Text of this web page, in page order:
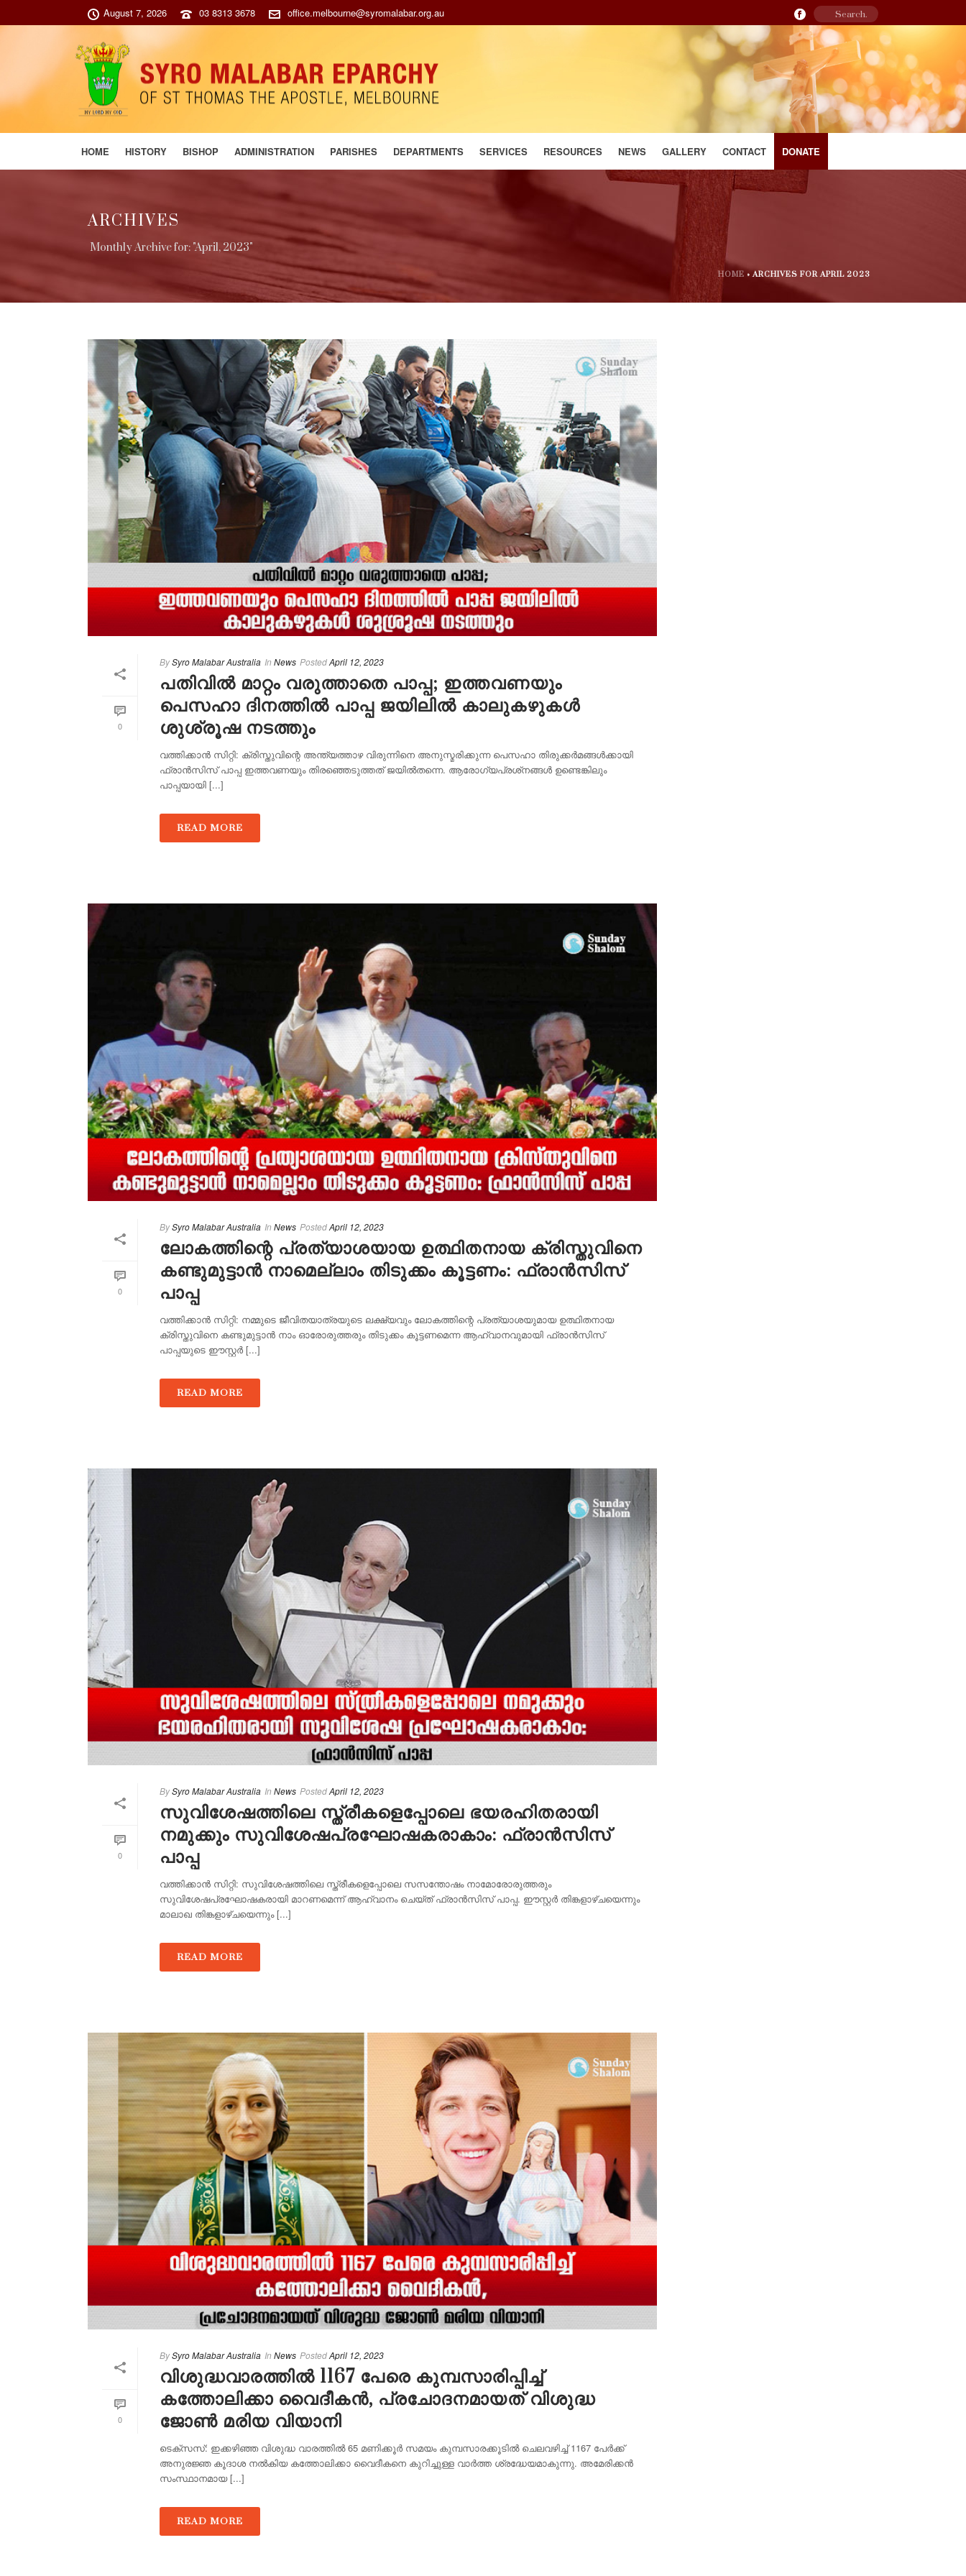
August 7, 2026 03 8313 3678 office.melbourne@syromalabar.org.au
HOME HISTORY BISHOP ADMINISTRATION PARISHES DEPARTMENTS SERVICES RESOURCES NEWS GALLERY CONTACT DONATE
ARCHIVES
Monthly Archive for: "April, 2023"
HOME »ARCHIVES FOR APRIL 2023
0
BySyro Malabar Australia In News PostedApril 12, 2023
പതിവിൽ മാറ്റം വരുത്താതെ പാപ്പ; ഇത്തവണയും
പെസഹാ ദിനത്തിൽ പാപ്പ ജയിലിൽ കാലുകഴുകൾ
ശുശ്രൂഷ നടത്തും
വത്തിക്കാൻ സിറ്റി: ക്രിസ്തുവിന്റെ അന്ത്യത്താഴ വിരുന്നിനെ അനുസ്മരിക്കുന്ന പെസഹാ തിരുക്കർമങ്ങൾക്കായി
ഫ്രാൻസിസ് പാപ്പ ഇത്തവണയും തിരഞ്ഞെടുത്തത് ജയിൽതന്നെ. ആരോഗ്യപ്രശ്‌നങ്ങൾ ഉണ്ടെങ്കിലും
പാപ്പയായി [...]
READ MORE
0
BySyro Malabar Australia In News PostedApril 12, 2023
ലോകത്തിന്റെ പ്രത്യാശയായ ഉത്ഥിതനായ ക്രിസ്തുവിനെ
കണ്ടുമുട്ടാൻ നാമെല്ലാം തിടുക്കം കൂട്ടണം: ഫ്രാൻസിസ്
പാപ്പ
വത്തിക്കാൻ സിറ്റി: നമ്മുടെ ജീവിതയാത്രയുടെ ലക്ഷ്യവും ലോകത്തിന്റെ പ്രത്യാശയുമായ ഉത്ഥിതനായ
ക്രിസ്തുവിനെ കണ്ടുമുട്ടാൻ നാം ഓരോരുത്തരും തിടുക്കം കൂട്ടണമെന്ന ആഹ്വാനവുമായി ഫ്രാൻസിസ്
പാപ്പയുടെ ഈസ്റ്റർ [...]
READ MORE
0
BySyro Malabar Australia In News PostedApril 12, 2023
സുവിശേഷത്തിലെ സ്ത്രീകളെപ്പോലെ ഭയരഹിതരായി
നമുക്കും സുവിശേഷപ്രഘോഷകരാകാം: ഫ്രാൻസിസ്
പാപ്പ
വത്തിക്കാൻ സിറ്റി: സുവിശേഷത്തിലെ സ്ത്രീകളെപ്പോലെ സസന്തോഷം നാമോരോരുത്തരും
സുവിശേഷപ്രഘോഷകരായി മാറണമെന്ന് ആഹ്വാനം ചെയ്ത് ഫ്രാൻസിസ് പാപ്പ. ഈസ്റ്റർ തിങ്കളാഴ്ചയെന്നും
മാലാഖ തിങ്കളാഴ്ചയെന്നും [...]
READ MORE
0
BySyro Malabar Australia In News PostedApril 12, 2023
വിശുദ്ധവാരത്തിൽ 1167 പേരെ കുമ്പസാരിപ്പിച്ച്
കത്തോലിക്കാ വൈദീകൻ, പ്രചോദനമായത് വിശുദ്ധ
ജോൺ മരിയ വിയാനി
ടെക്‌സസ്: ഇക്കഴിഞ്ഞ വിശുദ്ധ വാരത്തിൽ 65 മണിക്കൂർ സമയം കുമ്പസാരക്കൂടിൽ ചെലവഴിച്ച് 1167 പേർക്ക്
അനുരജ്ഞ കൂദാശ നൽകിയ കത്തോലിക്കാ വൈദീകനെ കുറിച്ചുള്ള വാർത്ത ശ്രദ്ധേയമാകുന്നു. അമേരിക്കൻ
സംസ്ഥാനമായ [...]
READ MORE